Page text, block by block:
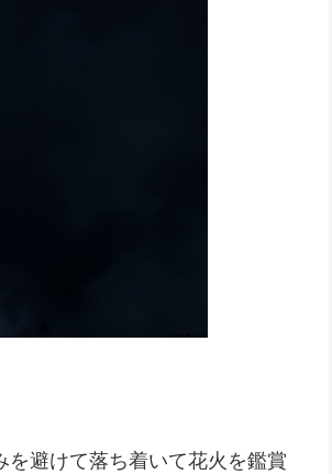
避けて落ち着いて花火を鑑賞